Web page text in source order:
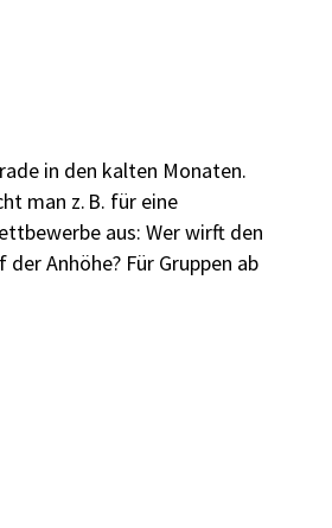
in den kalten Monaten.
man z. B. für eine
aus: Wer wirft den
Anhöhe? Für Gruppen ab